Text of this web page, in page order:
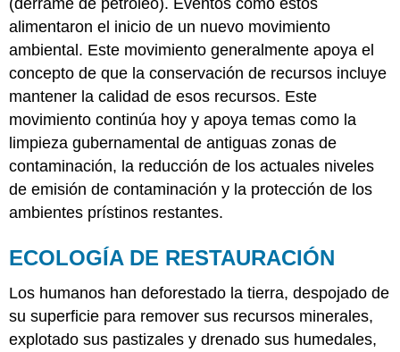
alimentaron el inicio de un nuevo movimiento
ambiental. Este movimiento generalmente apoya el
concepto de que la conservación de recursos incluye
mantener la calidad de esos recursos. Este
movimiento continúa hoy y apoya temas como la
limpieza gubernamental de antiguas zonas de
contaminación, la reducción de los actuales niveles
de emisión de contaminación y la protección de los
ambientes prístinos restantes.
ECOLOGÍA DE RESTAURACIÓN
Los humanos han deforestado la tierra, despojado de
su superficie para remover sus recursos minerales,
explotado sus pastizales y drenado sus humedales,